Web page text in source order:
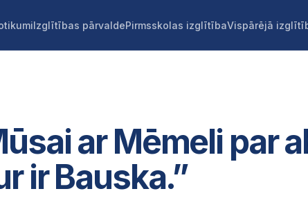
Izglītības pārvaldePirmsskolas izglītībaVispārējā
ar Mēmeli par
ir Bauska.”